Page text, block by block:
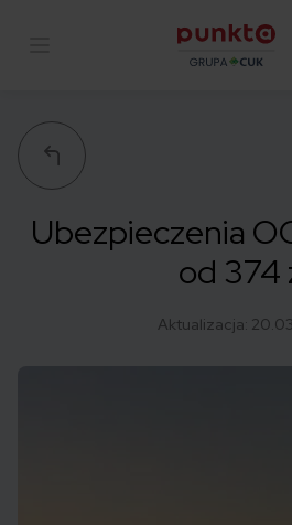
Ubezpieczenia
od 374
Aktualizacja: